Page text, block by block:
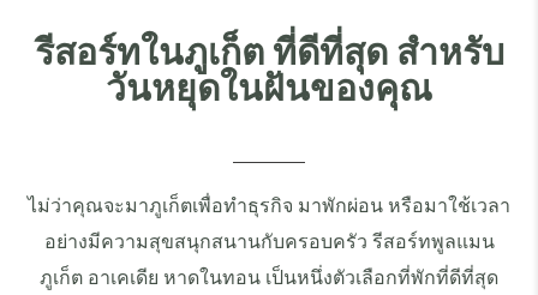
รีสอร์ทในภูเก็ต ที่ดีที่สุด สำหรับ
วันหยุดในฝันของคุณ
ไม่ว่าคุณจะมาภูเก็ตเพื่อทำธุรกิจ มาพักผ่อน หรือมาใช้เวลา
อย่างมีความสุขสนุกสนานกับครอบครัว รีสอร์ทพูลแมน
ภูเก็ต อาเคเดีย หาดในทอน เป็นหนึ่งตัวเลือกที่พักที่ดีที่สุด